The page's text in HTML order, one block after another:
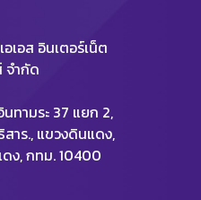
เอส อินเตอร์เน็ต
จำกัด
ทามระ 37 แยก 2,
าร., แขวงดินแดง,
ง, กทม. 10400